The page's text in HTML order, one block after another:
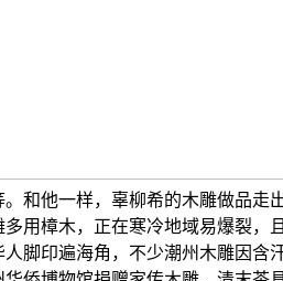
和他一样，辜柳希的木雕做品
用樟木，正在寒冷地域易爆裂
脚印遍海角，不少潮州木雕因